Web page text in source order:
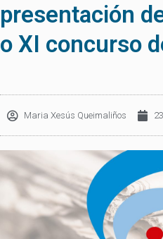
presentación
o XI concurso
Maria Xesús Queimaliños